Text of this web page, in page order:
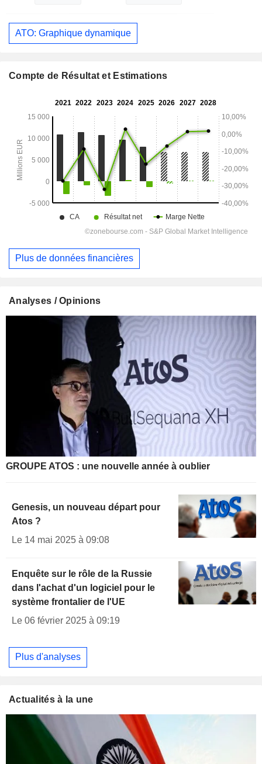
ATO: Graphique dynamique
Compte de Résultat et Estimations
Plus de données financières
Analyses / Opinions
GROUPE ATOS : une nouvelle année à oublier
Genesis, un nouveau départ pour
Atos ?
Le 14 mai 2025 à 09:08
Enquête sur le rôle de la Russie
dans l'achat d'un logiciel pour le
système frontalier de l'UE
Le 06 février 2025 à 09:19
Plus d'analyses
Actualités à la une